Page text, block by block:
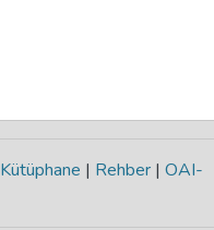
Kütüphane | Rehber | OAI-